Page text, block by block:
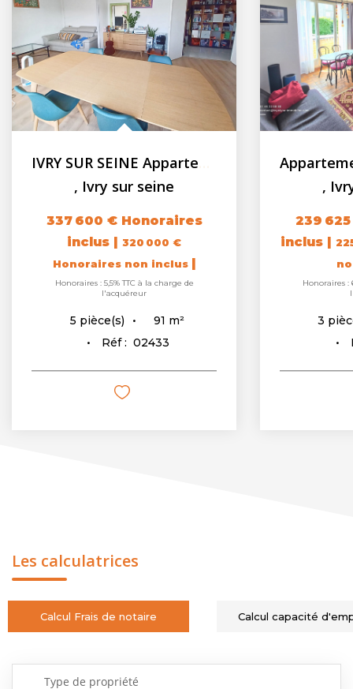
, Ivry sur seine
337 600 € Honoraires
inclus | 320 000 €
Honoraires non inclus |
Honoraires : 5,5% TTC à la charge de
l'acquéreur
5 pièce(s) 91 m²
Réf : 02433
,
239
inclus |
Honoraires :
3
Les calculatrices
Calcul Frais de notaire Calcul capacité